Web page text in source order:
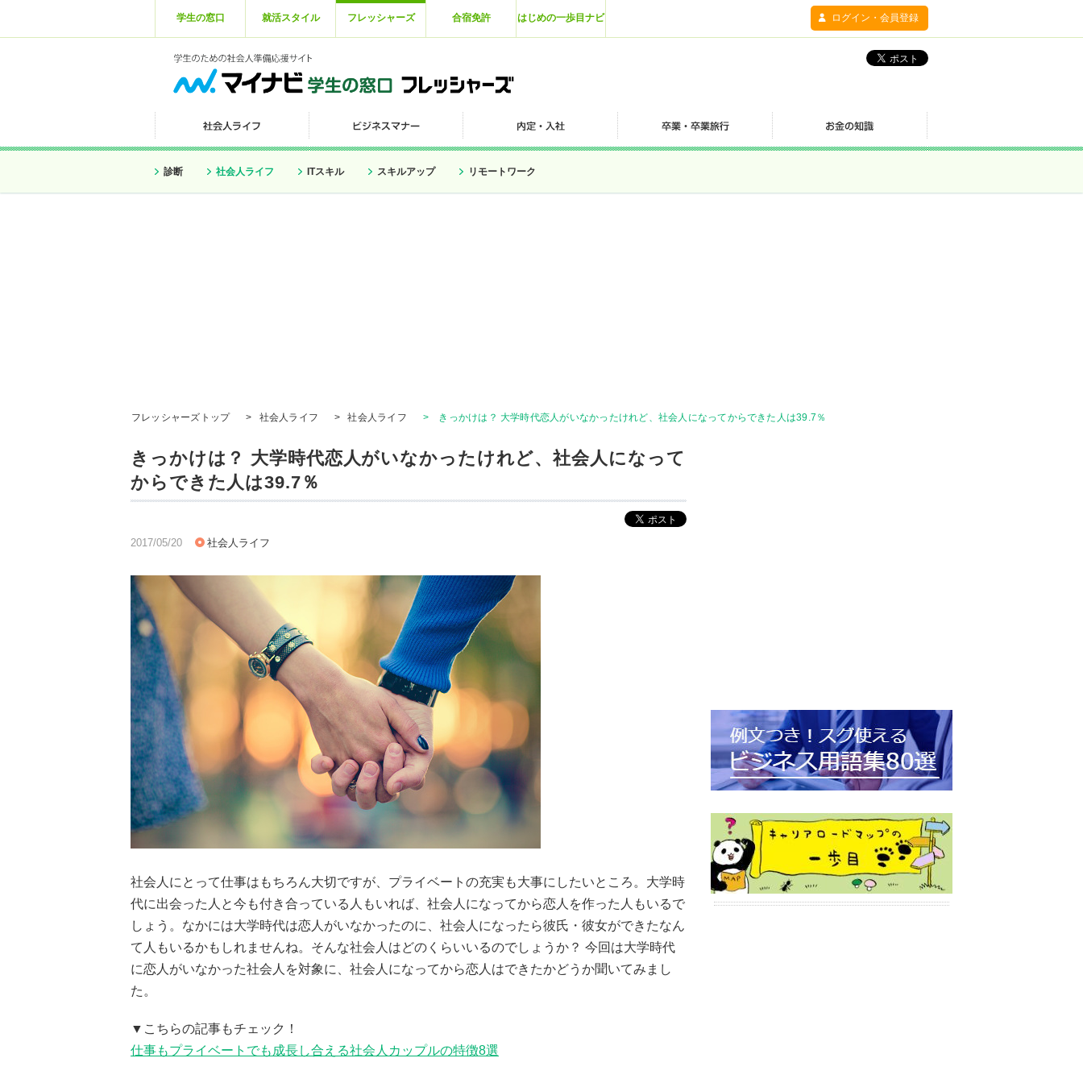
学生の窓口 就活スタイル フレッシャーズ 合宿免許 はじめの一歩目ナビ ログイン・会員登録
診断 社会人ライフ ITスキル スキルアップ リモートワーク
フレッシャーズトップ > 社会人ライフ > 社会人ライフ > きっかけは？ 大学時代恋人がいなかったけれど、社会人になってからできた人は39.7％
きっかけは？ 大学時代恋人がいなかったけれど、社会人になって
からできた人は39.7％
2017/05/20 社会人ライフ
社会人にとって仕事はもちろん大切ですが、プライベートの充実も大事にしたいところ。大学時
代に出会った人と今も付き合っている人もいれば、社会人になってから恋人を作った人もいるで
しょう。なかには大学時代は恋人がいなかったのに、社会人になったら彼氏・彼女ができたなん
て人もいるかもしれませんね。そんな社会人はどのくらいいるのでしょうか？ 今回は大学時代
に恋人がいなかった社会人を対象に、社会人になってから恋人はできたかどうか聞いてみまし
た。
▼こちらの記事もチェック！
仕事もプライベートでも成長し合える社会人カップルの特徴8選